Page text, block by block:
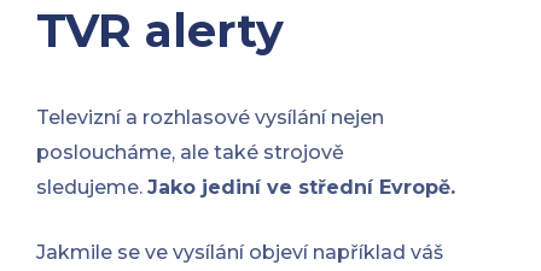
TVR alerty
Televizní a rozhlasové vysílání nejen
posloucháme, ale také strojově
sledujeme. Jako jediní ve střední Evropě.
Jakmile se ve vysílání objeví například váš